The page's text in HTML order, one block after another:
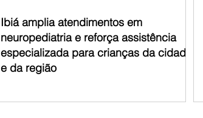
Ibiá amplia atendimentos em
neuropediatria e reforça assistência
especializada para crianças da cidade
e da região